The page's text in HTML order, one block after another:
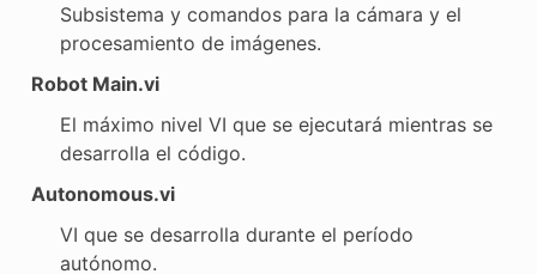
Subsistema y comandos para la cámara y el
procesamiento de imágenes.
Robot Main.vi
El máximo nivel VI que se ejecutará mientras se
desarrolla el código.
Autonomous.vi
VI que se desarrolla durante el período
autónomo.